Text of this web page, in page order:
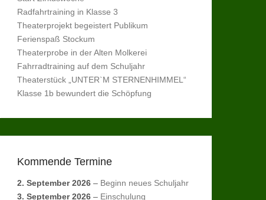
Radfahrtraining in Klasse 3
Theaterprojekt begeistert Publikum
Ferienspaß Stockum
Theaterprobe in der Alten Molkerei
Fahrradtraining auf dem Schuljahr
Theaterstück „UNTER`M STERNENHIMMEL“
Klasse 1b bewundert die Schöpfung
Kommende Termine
2. September 2026 – Beginn neues Schuljahr
3. September 2026 – Einschulung